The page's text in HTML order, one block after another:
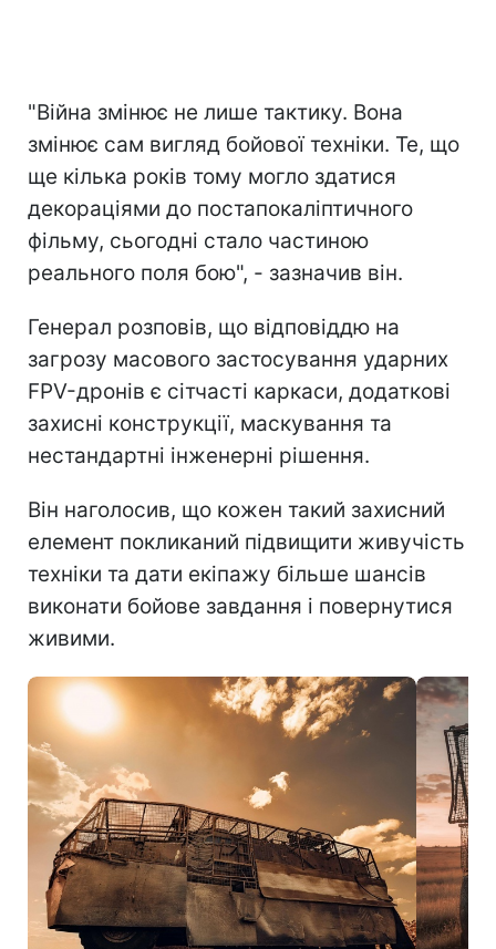
"Війна змінює не лише тактику. Вона
змінює сам вигляд бойової техніки. Те, що
ще кілька років тому могло здатися
декораціями до постапокаліптичного
фільму, сьогодні стало частиною
реального поля бою", - зазначив він.
Генерал розповів, що відповіддю на
загрозу масового застосування ударних
FPV-дронів є сітчасті каркаси, додаткові
захисні конструкції, маскування та
нестандартні інженерні рішення.
Він наголосив, що кожен такий захисний
елемент покликаний підвищити живучість
техніки та дати екіпажу більше шансів
виконати бойове завдання і повернутися
живими.